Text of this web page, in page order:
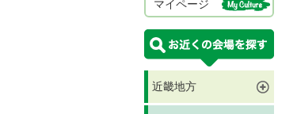
マイページ
近畿地方